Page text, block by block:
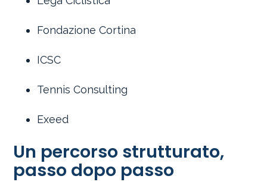
Fondazione Cortina
ICSC
Tennis Consulting
Exeed
Un percorso strutturato,
passo dopo passo